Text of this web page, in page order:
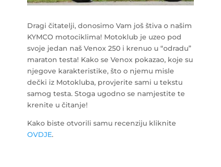
Dragi čitatelji, donosimo Vam još štiva o našim
KYMCO motociklima! Motoklub je uzeo pod
svoje jedan naš Venox 250 i krenuo u “odradu”
maraton testa! Kako se Venox pokazao, koje su
njegove karakteristike, što o njemu misle
dečki iz Motokluba, provjerite sami u tekstu
samog testa. Stoga ugodno se namjestite te
krenite u čitanje!
Kako biste otvorili samu recenziju kliknite
OVDJE.